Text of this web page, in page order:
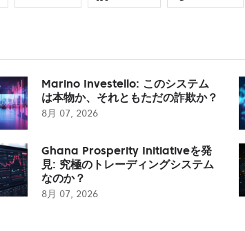
Marino Investello: このシステム
は本物か、それともただの詐欺か？
8月 07, 2026
Ghana Prosperity Initiativeを発
見: 究極のトレーディングシステム
なのか？
8月 07, 2026